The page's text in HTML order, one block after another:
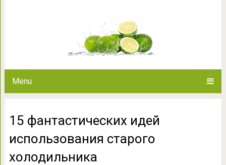
Menu
15 фантастических идей
использования старого
холодильника